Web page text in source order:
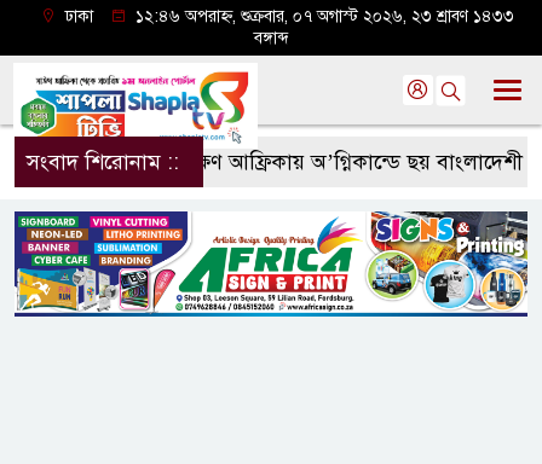
ঢাকা
১২:৪৬ অপরাহ্ন, শুক্রবার, ০৭ অগাস্ট ২০২৬, ২৩ শ্রাবণ ১৪৩৩
বঙ্গাব্দ
সংবাদ শিরোনাম ::দক্ষিণ আফ্রিকায় অ’গ্নিকান্ডে ছয় বাংলাদেশী